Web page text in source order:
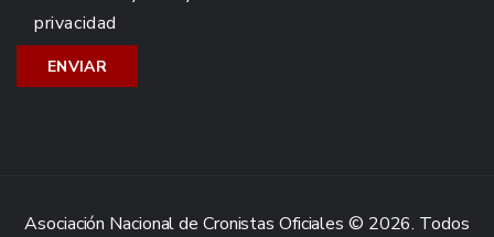
privacidad
Asociación Nacional de Cronistas Oficiales © 2026. Todos